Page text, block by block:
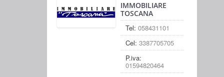
IMMOBILIARE
TOSCANA
Tel: 058431101
Cel: 3387705705
P.iva:
01594820464